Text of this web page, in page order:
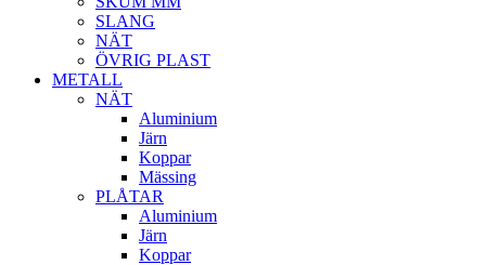
SLANG
NÄT
ÖVRIG PLAST
METALL
NÄT
Aluminium
Järn
Koppar
Mässing
PLÅTAR
Aluminium
Järn
Koppar